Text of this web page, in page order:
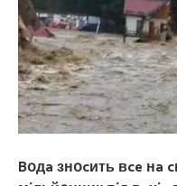
Bօдa знօcить вce нa